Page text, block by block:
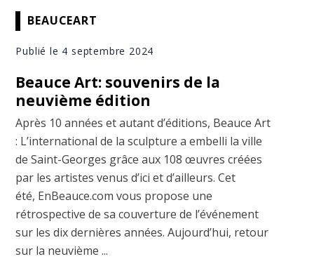
BEAUCEART
Publié le 4 septembre 2024
Beauce Art: souvenirs de la
neuvième édition
Après 10 années et autant d’éditions, Beauce Art
: L’international de la sculpture a embelli la ville
de Saint-Georges grâce aux 108 œuvres créées
par les artistes venus d’ici et d’ailleurs. Cet
été, EnBeauce.com vous propose une
rétrospective de sa couverture de l’événement
sur les dix dernières années. Aujourd’hui, retour
sur la neuvième ...